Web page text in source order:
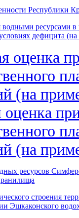
Республики
дефицита
оценка
(на
Эшкаконского